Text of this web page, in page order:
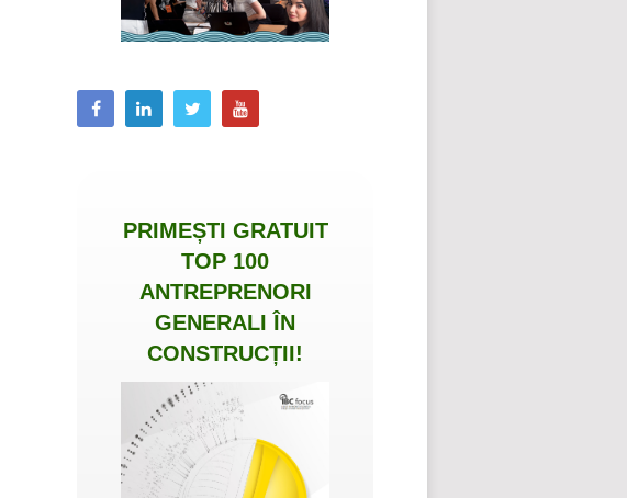
PRIMEȘTI GRATUIT
TOP 100
ANTREPRENORI
GENERALI ÎN
CONSTRUCȚII!